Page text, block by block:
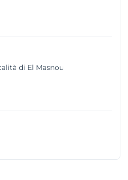
di El Masnou